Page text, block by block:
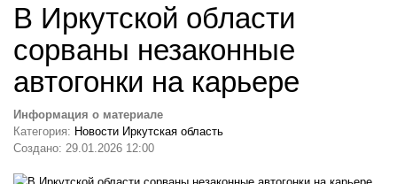
В Иркутской области
сорваны незаконные
автогонки на карьере
Информация о материале
Категория: Новости Иркутская область
Создано: 29.01.2026 12:00